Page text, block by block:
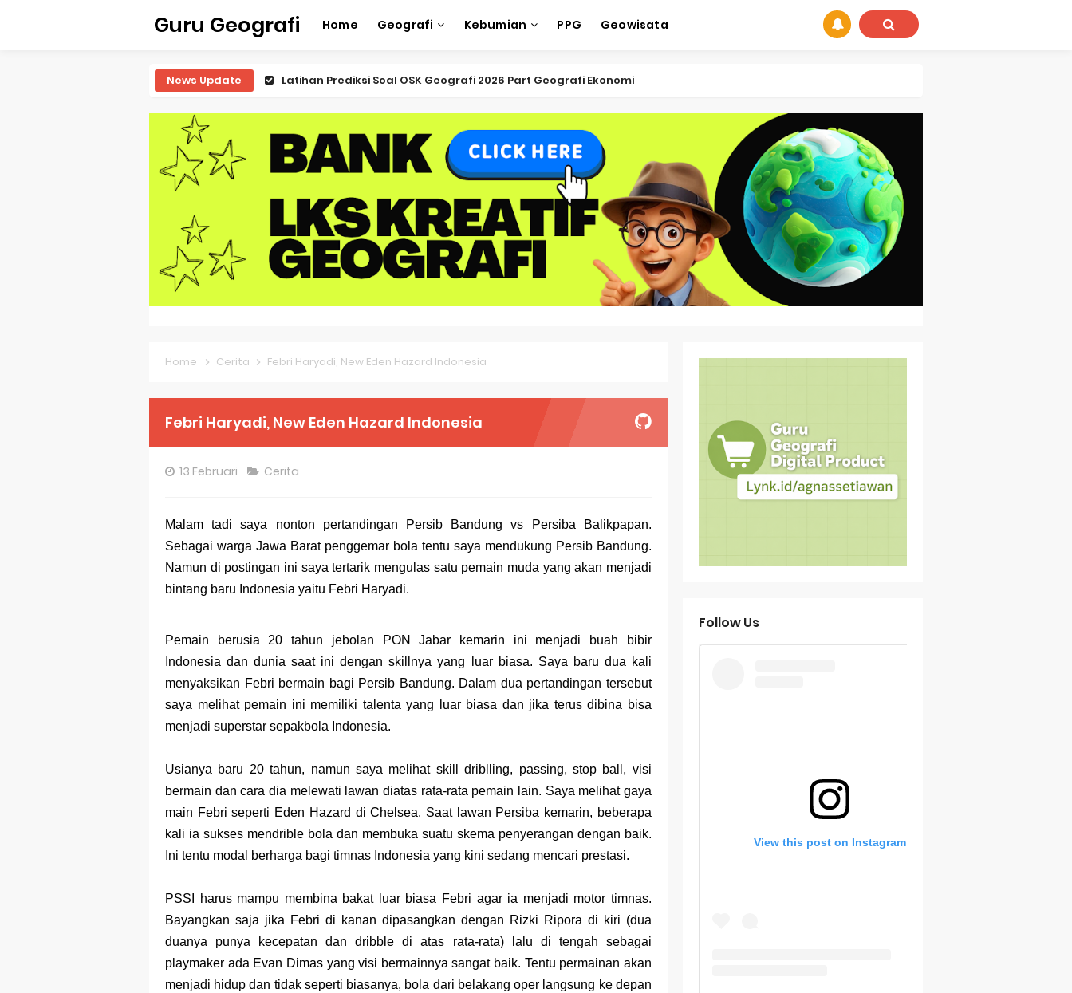
Guru Geografi Home Geografi Kebumian PPG Geowisata
News Update Latihan Prediksi Soal OSK Geografi 2026 Part Geografi Ekonomi
Latihan Prediksi Soal OSK Geografi 2026 Part Geografi Pertanian
Latihan Prediksi Soal OSK Geografi 2026 Part Geografi Budaya
Latihan Prediksi Soal OSK Geografi 2026 Part Dinamika Kota
Pembahasan Soal OSN-K Geografi 2025 No 51-55
Pembahasan Soal OSN-K Geografi 2025 No 46-50
Pembahasan Soal OSN-K Geografi 2025 No 41-45
Pembahasan Soal OSN-K Geografi 2025 No 21-25
Pembahasan Soal OSN-K Geografi 2025 No 16-20
Pembahasan Soal OSN-K Geografi 2025 No 6-10
Pembahasan Soal OSN-K Geografi 2025 No 1-5
Bocoran 150 Bank Soal Dasar OSN Geografi 2026 Part 1 [Wajib Baca]
Gratis, Pre Test Online Calon Pejuang OSN Geografi 2026
50 Latihan Prediksi Soal TKA Sosiologi 2025 + Kunci
Prediksi Soal TKA Geografi Topik Konsep Geografi + Kunci
STOP Belajar Geografi Pakai Cara Lama! 😤 TKA 2025 Beda Level. Kuasai 150 Bank Soal HOTS Sekarang!
Ebook Prediksi 150 Soal TKA Geografi 2025 + Kunci Jawaban
3 Jurus Sakti Menaklukkan Soal TKA Geografi [Wajib Baca]
Home Cerita Febri Haryadi, New Eden Hazard Indonesia
Febri Haryadi, New Eden Hazard Indonesia
13 Februari Cerita
Malam tadi saya nonton pertandingan Persib Bandung vs Persiba Balikpapan.
Sebagai warga Jawa Barat penggemar bola tentu saya mendukung Persib Bandung.
Namun di postingan ini saya tertarik mengulas satu pemain muda yang akan menjadi
bintang baru Indonesia yaitu Febri Haryadi.
Pemain berusia 20 tahun jebolan PON Jabar kemarin ini menjadi buah bibir
Indonesia dan dunia saat ini dengan skillnya yang luar biasa. Saya baru dua kali
menyaksikan Febri bermain bagi Persib Bandung. Dalam dua pertandingan tersebut
saya melihat pemain ini memiliki talenta yang luar biasa dan jika terus dibina bisa
menjadi superstar sepakbola Indonesia.
Usianya baru 20 tahun, namun saya melihat skill driblling, passing, stop ball, visi
bermain dan cara dia melewati lawan diatas rata-rata pemain lain. Saya melihat gaya
main Febri seperti Eden Hazard di Chelsea. Saat lawan Persiba kemarin, beberapa
kali ia sukses mendrible bola dan membuka suatu skema penyerangan dengan baik.
Ini tentu modal berharga bagi timnas Indonesia yang kini sedang mencari prestasi.
PSSI harus mampu membina bakat luar biasa Febri agar ia menjadi motor timnas.
Bayangkan saja jika Febri di kanan dipasangkan dengan Rizki Ripora di kiri (dua
duanya punya kecepatan dan dribble di atas rata-rata) lalu di tengah sebagai
playmaker ada Evan Dimas yang visi bermainnya sangat baik. Tentu permainan akan
menjadi hidup dan tidak seperti biasanya, bola dari belakang oper langsung ke depan
Follow Us
View this post on Instagram